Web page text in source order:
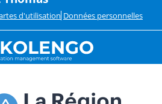
d'utilisation Données personnelles